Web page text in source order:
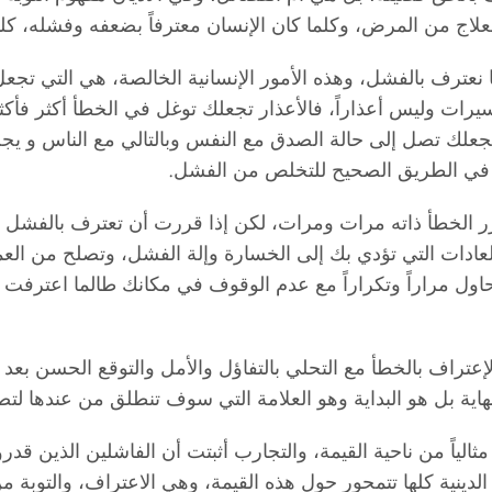
من المرض، وكلما كان الإنسان معترفاً بضعفه وفشله،
بالفشل، وهذه الأمور الإنسانية الخالصة، هي التي
وليس أعذاراً، فالأعذار تجعلك توغل في الخطأ أكثر
تصل إلى حالة الصدق مع النفس وبالتالي مع الناس
في الطريق الصحيح للتخلص من الفشل.
الخطأ ذاته مرات ومرات، لكن إذا قررت أن تعترف
التي تؤدي بك إلى الخسارة وإلة الفشل، وتصلح من
مراراً وتكراراً مع عدم الوقوف في مكانك طالما اعترفت
بالخطأ مع التحلي بالتفاؤل والأمل والتوقع
بل هو البداية وهو العلامة التي سوف تنطلق من
من ناحية القيمة، والتجارب أثبتت أن الفاشلين الذين
كلها تتمحور حول هذه القيمة، وهي الاعتراف، والتوبة من